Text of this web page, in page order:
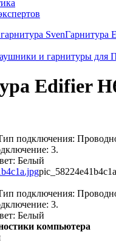
SvenГарнитура
и гарнитуры для
Edifier
подключения:
3.
Белый
подключения:
3.
Белый
компьютера